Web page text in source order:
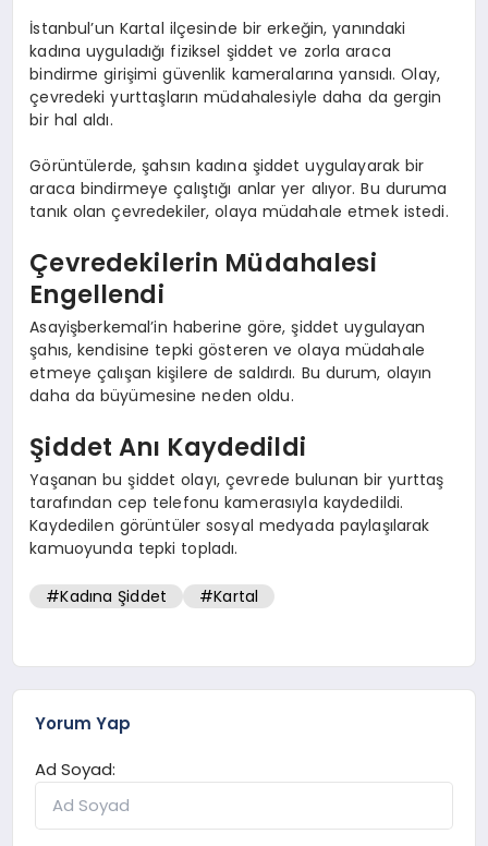
İstanbul’un Kartal ilçesinde bir erkeğin, yanındaki
kadına uyguladığı fiziksel şiddet ve zorla araca
bindirme girişimi güvenlik kameralarına yansıdı. Olay,
çevredeki yurttaşların müdahalesiyle daha da gergin
bir hal aldı.
Görüntülerde, şahsın kadına şiddet uygulayarak bir
araca bindirmeye çalıştığı anlar yer alıyor. Bu duruma
tanık olan çevredekiler, olaya müdahale etmek istedi.
Çevredekilerin Müdahalesi
Engellendi
Asayişberkemal’in haberine göre, şiddet uygulayan
şahıs, kendisine tepki gösteren ve olaya müdahale
etmeye çalışan kişilere de saldırdı. Bu durum, olayın
daha da büyümesine neden oldu.
Şiddet Anı Kaydedildi
Yaşanan bu şiddet olayı, çevrede bulunan bir yurttaş
tarafından cep telefonu kamerasıyla kaydedildi.
Kaydedilen görüntüler sosyal medyada paylaşılarak
kamuoyunda tepki topladı.
#Kadına Şiddet #Kartal
Yorum Yap
Ad Soyad: